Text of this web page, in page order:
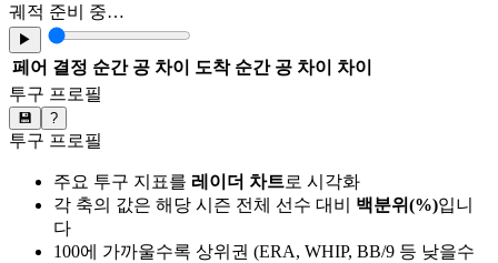
궤적 준비 중…
▶
페어 결정 순간 공 차이 도착 순간 공 차이
차이
투구 프로필
💾 ?
투구 프로필
주요 투구 지표를 레이더 차트로 시각화
각 축의 값은 해당 시즌 전체 선수 대비 백분위(%)입니
다
100에 가까울수록 상위권 (ERA, WHIP, BB/9 등 낮을수